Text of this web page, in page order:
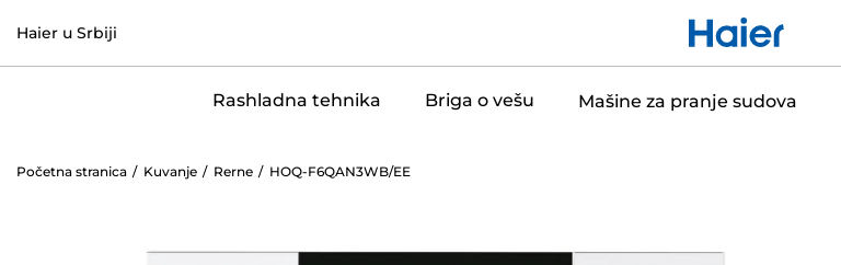
Haier u Srbiji
Rashladna tehnika Briga o vešu Mašine za pranje sudova
Početna stranica Kuvanje Rerne HOQ-F6QAN3WB/EE